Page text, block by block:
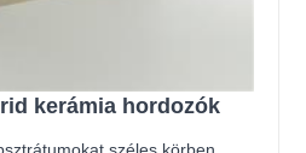
kerámia hordozók
széles körben